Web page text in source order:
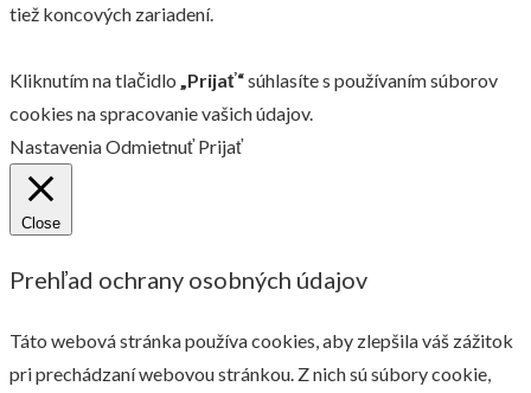
tiež koncových zariadení.
Kliknutím na tlačidlo „Prijať“súhlasíte s používaním súborov
cookies na spracovanie vašich údajov.
NastaveniaOdmietnuť Prijať
Close
Prehľad ochrany osobných údajov
Táto webová stránka používa cookies, aby zlepšila váš zážitok
pri prechádzaní webovou stránkou. Z nich sú súbory cookie,